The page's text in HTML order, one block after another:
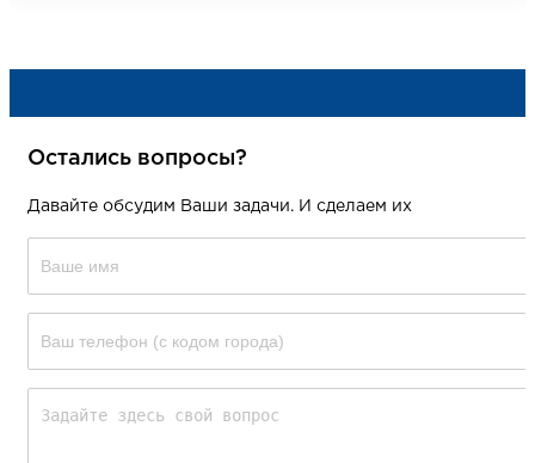
Остались вопросы?
Давайте обсудим Ваши задачи. И сделаем их